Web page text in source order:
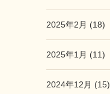
2025年2月 (18)
2025年1月 (11)
2024年12月 (15)